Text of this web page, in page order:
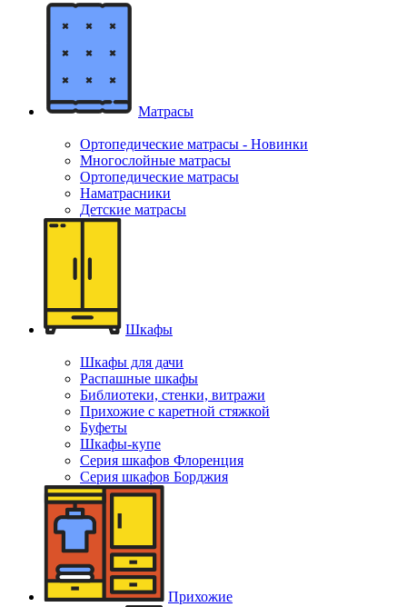
Матрасы
Ортопедические матрасы - Новинки
Многослойные матрасы
Ортопедические матрасы
Наматрасники
Детские матрасы
Шкафы
Шкафы для дачи
Распашные шкафы
Библиотеки, стенки, витражи
Прихожие с каретной стяжкой
Буфеты
Шкафы-купе
Серия шкафов Флоренция
Серия шкафов Борджия
Прихожие